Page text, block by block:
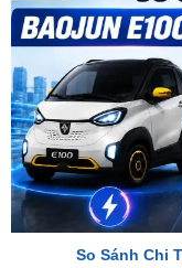
So Sánh Chi